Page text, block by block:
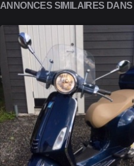
ANNONCES SIMILAIRES